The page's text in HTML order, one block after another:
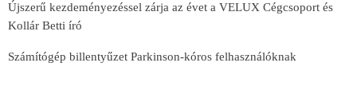
Újszerű kezdeményezéssel zárja az évet a VELUX Cégcsoport és
Kollár Betti író
Számítógép billentyűzet Parkinson-kóros felhasználóknak